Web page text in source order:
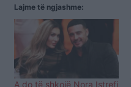
Lajme të ngjashme:
A do të shkojë Nora Istrefi